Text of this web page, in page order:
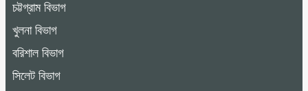
চট্টগ্রাম বিভাগ
খুলনা বিভাগ
বরিশাল বিভাগ
সিলেট বিভাগ